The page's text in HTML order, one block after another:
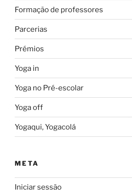
Formação de professores
Parcerias
Prémios
Yoga in
Yoga no Pré-escolar
Yoga off
Yogaqui, Yogacolá
META
Iniciar sessão